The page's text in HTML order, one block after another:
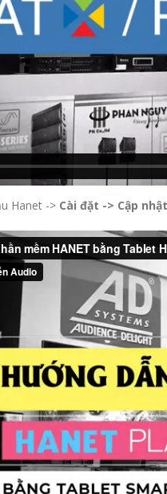
Hanet -> Cài đặt -> Cập